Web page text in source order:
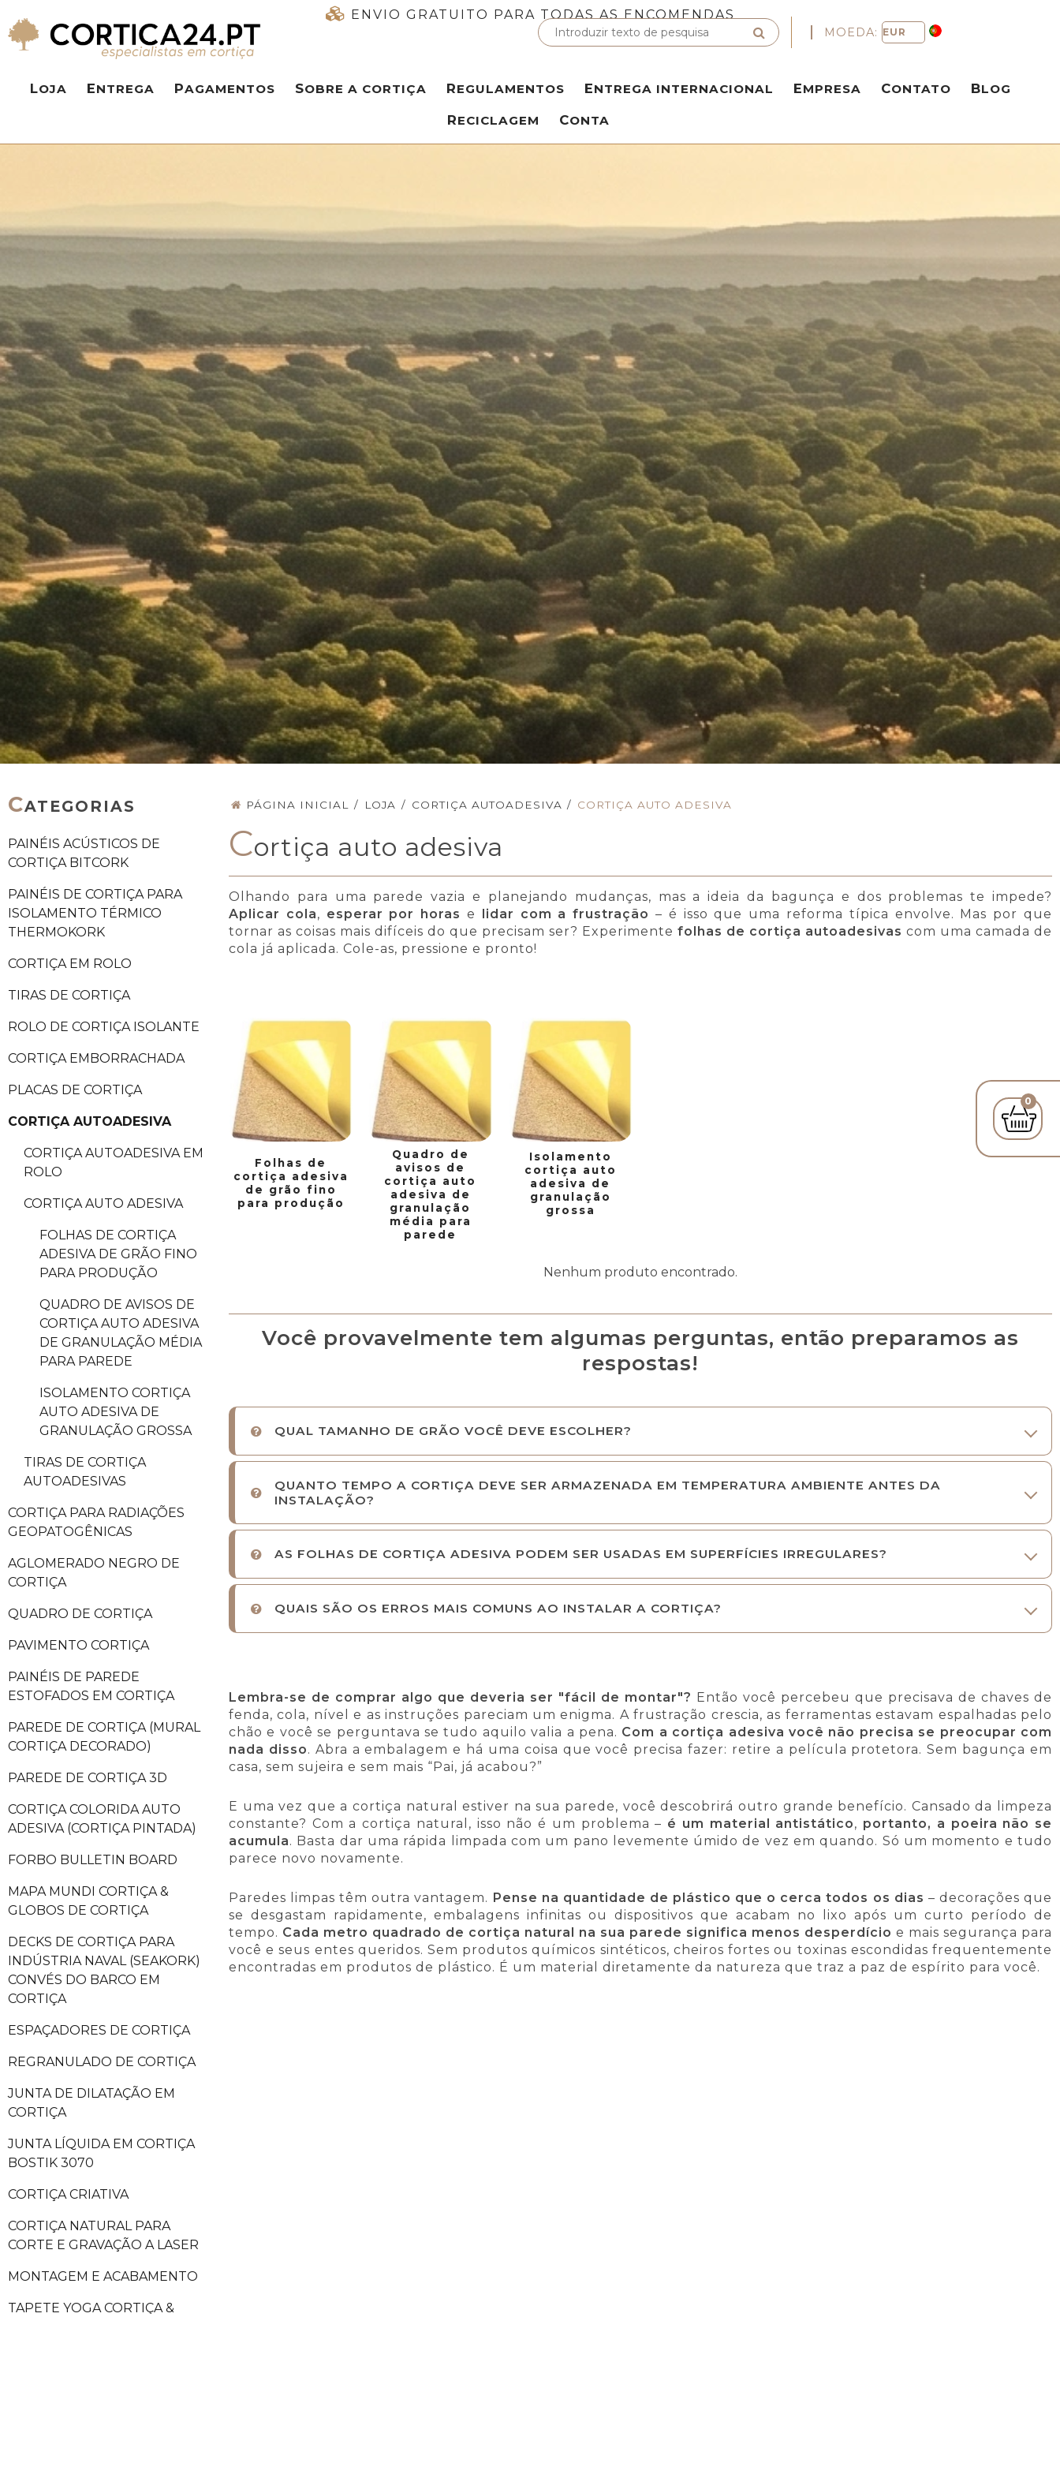
ENVIO GRATUITO PARA TODAS AS ENCOMENDAS
0
MOEDA:
LOJA ENTREGA PAGAMENTOS SOBRE A CORTIÇA REGULAMENTOS ENTREGA INTERNACIONAL EMPRESA CONTATO BLOG
RECICLAGEM CONTA
CATEGORIAS
PAINÉIS ACÚSTICOS DE
CORTIÇA BITCORK
PAINÉIS DE CORTIÇA PARA
ISOLAMENTO TÉRMICO
THERMOKORK
CORTIÇA EM ROLO
TIRAS DE CORTIÇA
ROLO DE CORTIÇA ISOLANTE
CORTIÇA EMBORRACHADA
PLACAS DE CORTIÇA
CORTIÇA AUTOADESIVA
CORTIÇA AUTOADESIVA EM
ROLO
CORTIÇA AUTO ADESIVA
FOLHAS DE CORTIÇA
ADESIVA DE GRÃO FINO
PARA PRODUÇÃO
QUADRO DE AVISOS DE
CORTIÇA AUTO ADESIVA
DE GRANULAÇÃO MÉDIA
PARA PAREDE
ISOLAMENTO CORTIÇA
AUTO ADESIVA DE
GRANULAÇÃO GROSSA
TIRAS DE CORTIÇA
AUTOADESIVAS
CORTIÇA PARA RADIAÇÕES
GEOPATOGÊNICAS
AGLOMERADO NEGRO DE
CORTIÇA
QUADRO DE CORTIÇA
PAVIMENTO CORTIÇA
PAINÉIS DE PAREDE
ESTOFADOS EM CORTIÇA
PAREDE DE CORTIÇA (MURAL
CORTIÇA DECORADO)
PAREDE DE CORTIÇA 3D
CORTIÇA COLORIDA AUTO
ADESIVA (CORTIÇA PINTADA)
FORBO BULLETIN BOARD
MAPA MUNDI CORTIÇA &
GLOBOS DE CORTIÇA
DECKS DE CORTIÇA PARA
INDÚSTRIA NAVAL (SEAKORK)
CONVÉS DO BARCO EM
CORTIÇA
ESPAÇADORES DE CORTIÇA
REGRANULADO DE CORTIÇA
JUNTA DE DILATAÇÃO EM
CORTIÇA
JUNTA LÍQUIDA EM CORTIÇA
BOSTIK 3070
CORTIÇA CRIATIVA
CORTIÇA NATURAL PARA
CORTE E GRAVAÇÃO A LASER
MONTAGEM E ACABAMENTO
TAPETE YOGA CORTIÇA &
PÁGINA INICIAL / LOJA / CORTIÇA AUTOADESIVA / CORTIÇA AUTO ADESIVA
Cortiça auto adesiva
Olhando para uma parede vazia e planejando mudanças, mas a ideia da bagunça e dos problemas te impede?
Aplicar cola, esperar por horas e lidar com a frustração – é isso que uma reforma típica envolve. Mas por que
tornar as coisas mais difíceis do que precisam ser? Experimente folhas de cortiça autoadesivas com uma camada de
cola já aplicada. Cole-as, pressione e pronto!
Folhas de
cortiça adesiva
de grão fino
para produção
Quadro de
avisos de
cortiça auto
adesiva de
granulação
média para
parede
Isolamento
cortiça auto
adesiva de
granulação
grossa
Nenhum produto encontrado.
Você provavelmente tem algumas perguntas, então preparamos as
respostas!
QUAL TAMANHO DE GRÃO VOCÊ DEVE ESCOLHER?
QUANTO TEMPO A CORTIÇA DEVE SER ARMAZENADA EM TEMPERATURA AMBIENTE ANTES DA
INSTALAÇÃO?
AS FOLHAS DE CORTIÇA ADESIVA PODEM SER USADAS EM SUPERFÍCIES IRREGULARES?
QUAIS SÃO OS ERROS MAIS COMUNS AO INSTALAR A CORTIÇA?
Lembra-se de comprar algo que deveria ser "fácil de montar"? Então você percebeu que precisava de chaves de
fenda, cola, nível e as instruções pareciam um enigma. A frustração crescia, as ferramentas estavam espalhadas pelo
chão e você se perguntava se tudo aquilo valia a pena. Com a cortiça adesiva você não precisa se preocupar com
nada disso. Abra a embalagem e há uma coisa que você precisa fazer: retire a película protetora. Sem bagunça em
casa, sem sujeira e sem mais “Pai, já acabou?”
E uma vez que a cortiça natural estiver na sua parede, você descobrirá outro grande benefício. Cansado da limpeza
constante? Com a cortiça natural, isso não é um problema – é um material antistático, portanto, a poeira não se
acumula. Basta dar uma rápida limpada com um pano levemente úmido de vez em quando. Só um momento e tudo
parece novo novamente.
Paredes limpas têm outra vantagem. Pense na quantidade de plástico que o cerca todos os dias – decorações que
se desgastam rapidamente, embalagens infinitas ou dispositivos que acabam no lixo após um curto período de
tempo. Cada metro quadrado de cortiça natural na sua parede significa menos desperdício e mais segurança para
você e seus entes queridos. Sem produtos químicos sintéticos, cheiros fortes ou toxinas escondidas frequentemente
encontradas em produtos de plástico. É um material diretamente da natureza que traz a paz de espírito para você.